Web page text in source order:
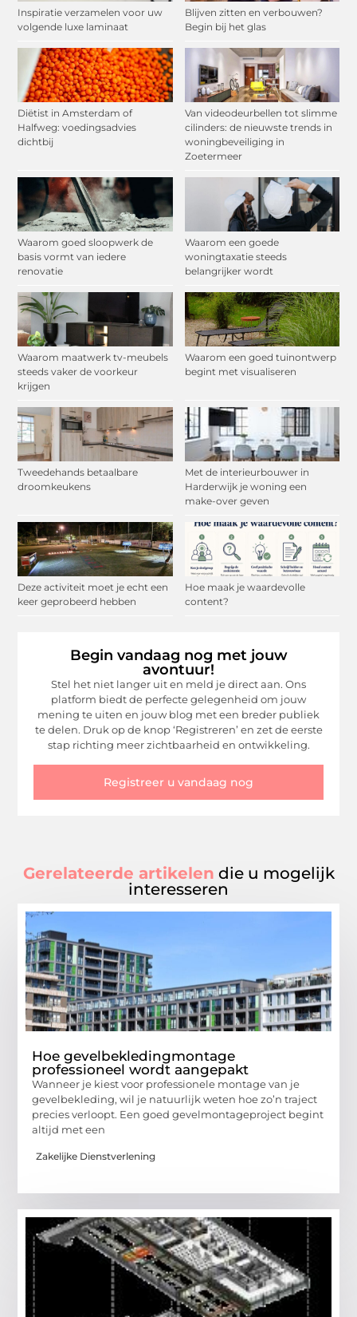
Inspiratie verzamelen voor uw
volgende luxe laminaat
Blijven zitten en verbouwen?
Begin bij het glas
Diëtist in Amsterdam of
Halfweg: voedingsadvies
dichtbij
Van videodeurbellen tot slimme
cilinders: de nieuwste trends in
woningbeveiliging in
Zoetermeer
Waarom goed sloopwerk de
basis vormt van iedere
renovatie
Waarom een goede
woningtaxatie steeds
belangrijker wordt
Waarom maatwerk tv-meubels
steeds vaker de voorkeur
krijgen
Waarom een goed tuinontwerp
begint met visualiseren
Tweedehands betaalbare
droomkeukens
Met de interieurbouwer in
Harderwijk je woning een
make-over geven
Deze activiteit moet je echt een
keer geprobeerd hebben
Hoe maak je waardevolle
content?
Begin vandaag nog met jouw
avontuur!
Stel het niet langer uit en meld je direct aan. Ons
platform biedt de perfecte gelegenheid om jouw
mening te uiten en jouw blog met een breder publiek
te delen. Druk op de knop ‘Registreren’ en zet de eerste
stap richting meer zichtbaarheid en ontwikkeling.
Registreer u vandaag nog
Gerelateerde artikelen die u mogelijk
interesseren
Hoe gevelbekledingmontage
professioneel wordt aangepakt
Wanneer je kiest voor professionele montage van je
gevelbekleding, wil je natuurlijk weten hoe zo’n traject
precies verloopt. Een goed gevelmontageproject begint
altijd met een
Zakelijke Dienstverlening